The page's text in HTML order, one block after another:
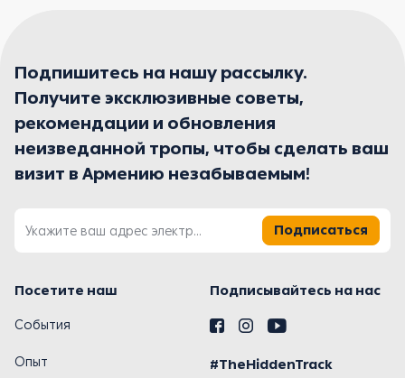
Подпишитесь на нашу рассылку.
Получите эксклюзивные советы,
рекомендации и обновления
неизведанной тропы, чтобы сделать ваш
визит в Армению незабываемым!
Подписаться
Посетите наш Подписывайтесь на нас
События
Опыт #TheHiddenTrack